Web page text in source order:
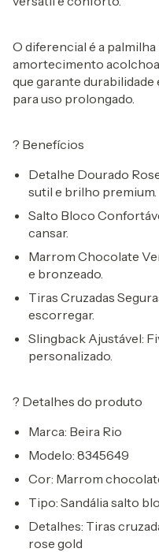
O diferencial é a
amortecimento
que garante durabilidade
para uso prolongado.
? Benefícios
Detalhe Dourado
sutil e brilho premium.
Salto Bloco
cansar.
Marrom Chocolate
e bronzeado.
Tiras Cruzadas
escorregar.
Slingback Ajustável:
personalizado.
? Detalhes do produto
Marca: Beira Rio
Modelo: 8345649
Cor: Marrom
Tipo: Sandália salto
Detalhes: Tiras
rose gold